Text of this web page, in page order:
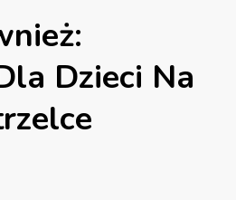
Kurs
Artykuły
Dzieci Na